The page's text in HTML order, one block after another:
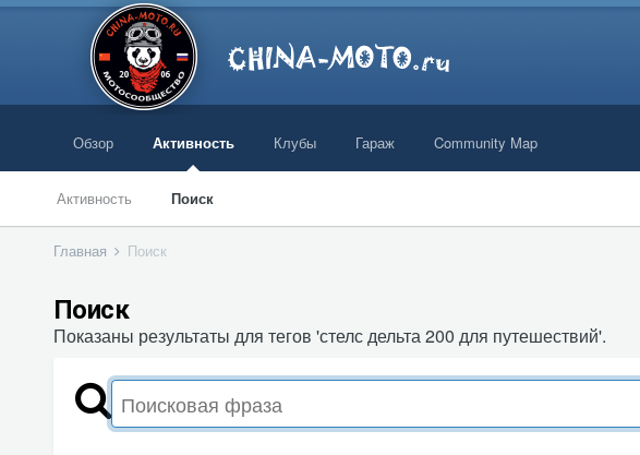
Обзор Активность
Активность Поиск
Клубы Гараж Community Map
Главная Поиск
Поиск
Показаны результаты для тегов 'стелс дельта 200 для путешествий'.